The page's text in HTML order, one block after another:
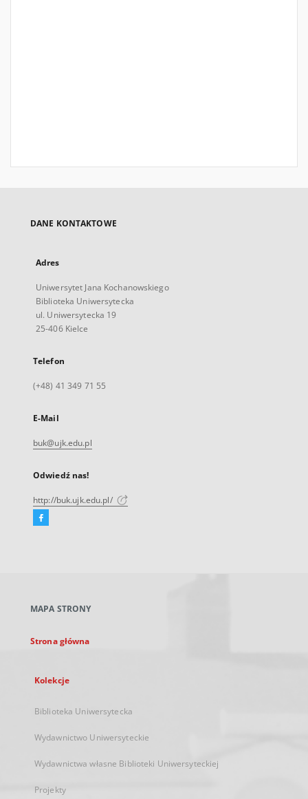
DANE KONTAKTOWE
Adres
Uniwersytet Jana Kochanowskiego
Biblioteka Uniwersytecka
ul. Uniwersytecka 19
25-406 Kielce
Telefon
(+48) 41 349 71 55
E-Mail
buk@ujk.edu.pl
Odwiedź nas!
http://buk.ujk.edu.pl/
Facebook
karcie
MAPA STRONY
Strona główna
Kolekcje
Biblioteka Uniwersytecka
Wydawnictwo Uniwersyteckie
Wydawnictwa własne Biblioteki Uniwersyteckiej
Projekty